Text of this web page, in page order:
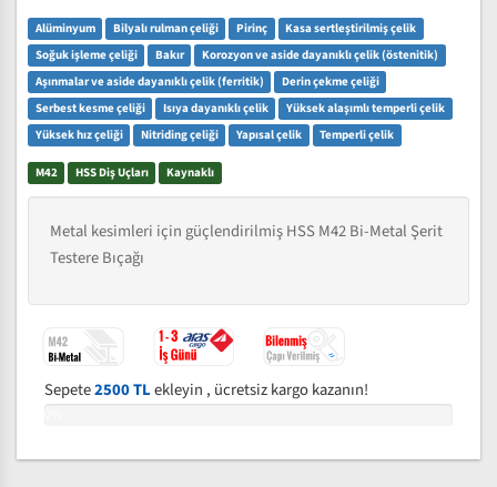
Alüminyum Bilyalı rulman çeliği Pirinç
Kasa sertleştirilmiş çelik
Soğuk işleme çeliği
Bakır
Korozyon ve aside dayanıklı çelik (östenitik)
Aşınmalar ve aside dayanıklı çelik (ferritik)
Derin çekme çeliği
Serbest kesme çeliği
Isıya dayanıklı çelik
Yüksek alaşımlı temperli çelik
Yüksek hız çeliği
Nitriding çeliği Yapısal çelik Temperli çelik
M42 HSS Diş Uçları Kaynaklı
Metal kesimleri için güçlendirilmiş HSS M42 Bi-Metal Şerit
Testere Bıçağı
Sepete2500 TLekleyin , ücretsiz kargo kazanın!